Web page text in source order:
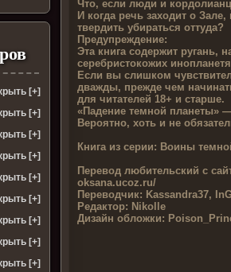
[+]
[+]
[+]
[+]
[+]
[+]
[+]
[+]
[+]
Что, если люди и
И когда речь заходит о
твердить убираться оттуда?
Предупреждение:
Эта книга содержит ругань,
серебристокожих
Если вы слишком
дважды, прежде чем
для читателей 18+ и старше.
«Падение темной планеты»
Вероятно, хоть и не
Книга из серии: Воины
Перевод любительский с
oksana.ucoz.ru/
Переводчик: Kassandra37,
Редактор: Nikolle
Дизайн обложки: